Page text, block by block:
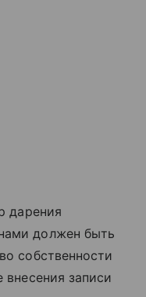
дарения
должен быть
собственности
внесения записи